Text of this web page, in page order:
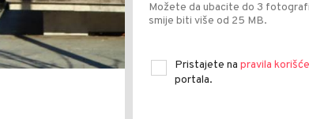
Možete da ubacite do 3
smije biti više od 25 MB.
Pristajete na pravila
portala.